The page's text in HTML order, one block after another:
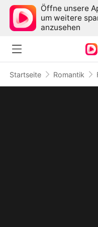
Öffne unsere
um weitere
anzusehen
Startseite Romantik